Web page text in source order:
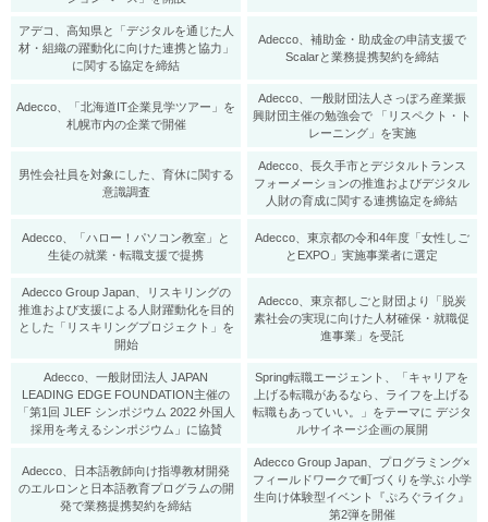
アデコ、高知県と「デジタルを通じた人
材・組織の躍動化に向けた連携と協力」
に関する協定を締結
Adecco、補助⾦・助成⾦の申請支援で
Scalarと業務提携契約を締結
Adecco、「北海道IT企業見学ツアー」を
札幌市内の企業で開催
Adecco、一般財団法人さっぽろ産業振
興財団主催の勉強会で 「リスペクト・ト
レーニング」を実施
男性会社員を対象にした、育休に関する
意識調査
Adecco、長久手市とデジタルトランス
フォーメーションの推進およびデジタル
人財の育成に関する連携協定を締結
​Adecco、「ハロー！パソコン教室」と
生徒の就業・転職支援で提携
Adecco、東京都の令和4年度「女性しご
とEXPO」実施事業者に選定
Adecco Group Japan、リスキリングの
推進および支援による人財躍動化を目的
とした「リスキリングプロジェクト」を
開始
Adecco、東京都しごと財団より「脱炭
素社会の実現に向けた人材確保・就職促
進事業」を受託
Adecco、一般財団法人 JAPAN
LEADING EDGE FOUNDATION主催の
「第1回 JLEF シンポジウム 2022 外国人
採用を考えるシンポジウム」に協賛
Spring転職エージェント、「キャリアを
上げる転職があるなら、ライフを上げる
転職もあっていい。」をテーマに デジタ
ルサイネージ企画の展開
Adecco、日本語教師向け指導教材開発
のエルロンと日本語教育プログラムの開
発で業務提携契約を締結
Adecco Group Japan、プログラミング×
フィールドワークで町づくりを学ぶ 小学
生向け体験型イベント『ぷろぐライク』
第2弾を開催